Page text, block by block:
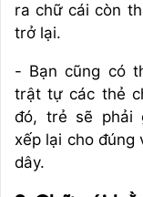
ra chữ cái còn
trở lại.
- Bạn cũng có
trật tự các thẻ
đó, trẻ sẽ phải
xếp lại cho đúng
dây.